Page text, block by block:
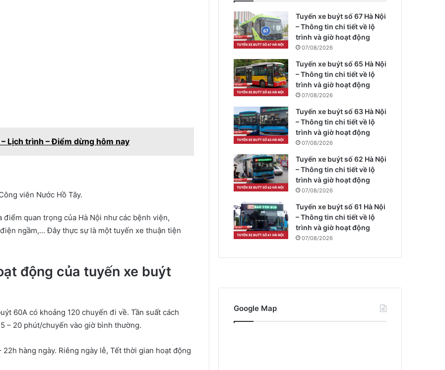
Lịch trình – Điểm dừng hôm nay
viên Nước Hồ Tây.
quan trọng của Hà Nội như các bệnh viện,
ngầm,… Đây thực sự là một tuyến xe thuận tiện
động của tuyến xe buýt
60A có khoảng 120 chuyến đi về. Tần suất cách
– 20 phút/chuyến vào giờ bình thường.
hàng ngày. Riêng ngày lễ, Tết thời gian hoạt động
Tuyến xe buýt số 67 Hà Nội
– Thông tin chi tiết về lộ
trình và giờ hoạt động
07/08/2026
Tuyến xe buýt số 65 Hà Nội
– Thông tin chi tiết về lộ
trình và giờ hoạt động
07/08/2026
Tuyến xe buýt số 63 Hà Nội
– Thông tin chi tiết về lộ
trình và giờ hoạt động
07/08/2026
Tuyến xe buýt số 62 Hà Nội
– Thông tin chi tiết về lộ
trình và giờ hoạt động
07/08/2026
Tuyến xe buýt số 61 Hà Nội
– Thông tin chi tiết về lộ
trình và giờ hoạt động
07/08/2026
Google Map